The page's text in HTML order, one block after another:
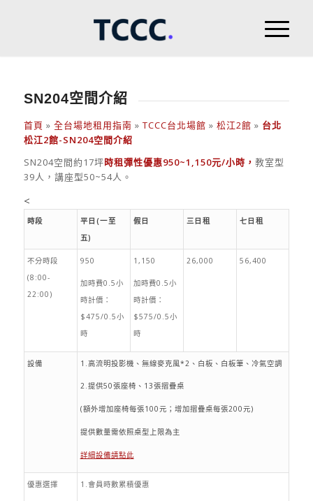
SN204空間介紹
首頁 » 全台場地租用指南 » TCCC台北場館 » 松江2館 » 台北
松江2館-SN204空間介紹
SN204空間約17坪時租彈性優惠950~1,150元/小時 ， 教室型
39人，講座型50~54人。
<
時段
平日(一至
五)
假日 三日租 七日租
不分時段
(8:00-
22:00)
950
加時費0.5小
時計價：
$475/0.5小
時
1,150
加時費0.5小
時計價：
$575/0.5小
時
26,000 56,400
設備 1.高流明投影機、無線麥克風*2、白板、白板筆、冷氣空調
2.提供50張座椅、13張摺疊桌
(額外增加座椅每張100元；增加摺疊桌每張200元)
提供數量需依照桌型上限為主
詳細設備請點此
優惠選擇 1.會員時數累積優惠